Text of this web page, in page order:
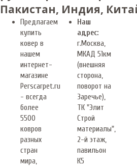
Пакистан, Индия,
Предлагаем
купить
ковер в
нашем
интернет-
магазине
Perscarpet.ru
- всегда
более
5500
ковров
разных
стран
мира,
Наш
адрес:
г.Москва
МКАД 51км
(внешняя
сторона,
поворот на
Заречье),
ТК "Элит
Строй
материалы",
2-й этаж,
павильон
К5